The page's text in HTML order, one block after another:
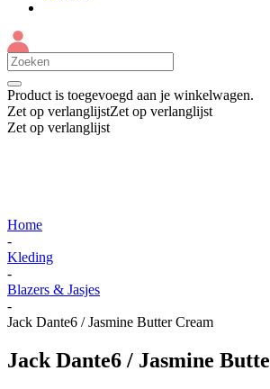
Product is toegevoegd aan je winkelwagen.
Zet op verlanglijstZet op verlanglijst
Zet op verlanglijst
Home
-
Kleding
-
Blazers & Jasjes
-
Jack Dante6 / Jasmine Butter Cream
Jack Dante6 / Jasmine